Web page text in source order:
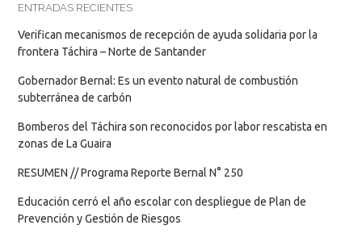
ENTRADAS RECIENTES
Verifican mecanismos de recepción de ayuda solidaria por la
frontera Táchira – Norte de Santander
Gobernador Bernal: Es un evento natural de combustión
subterránea de carbón
Bomberos del Táchira son reconocidos por labor rescatista en
zonas de La Guaira
RESUMEN // Programa Reporte Bernal N° 250
Educación cerró el año escolar con despliegue de Plan de
Prevención y Gestión de Riesgos